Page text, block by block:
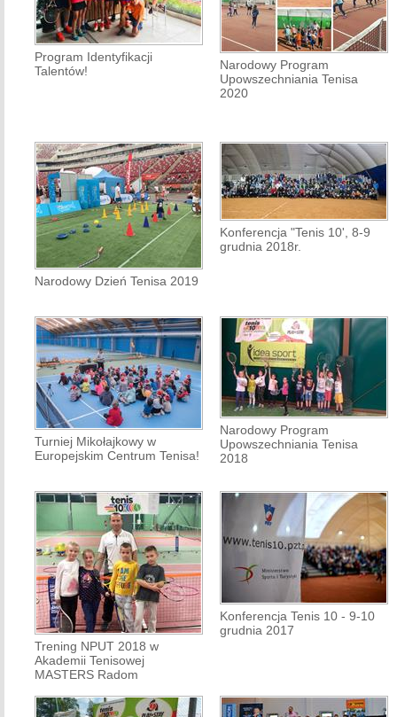
Program Identyfikacji
Talentów!
Narodowy Program
Upowszechniania Tenisa
2020
Narodowy Dzień Tenisa 2019
Konferencja "Tenis 10', 8-9
grudnia 2018r.
Turniej Mikołajkowy w
Europejskim Centrum Tenisa!
Narodowy Program
Upowszechniania Tenisa
2018
Trening NPUT 2018 w
Akademii Tenisowej
MASTERS Radom
Konferencja Tenis 10 - 9-10
grudnia 2017